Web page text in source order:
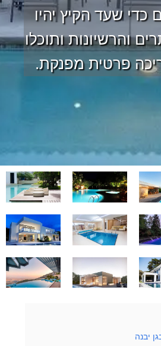
כדי שעד הקיץ יהיו
והרשיונות ותוכלו
פרטית מפנקת.
יבנה